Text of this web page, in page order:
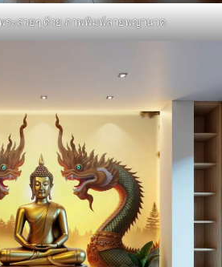
ระสวยๆ ด้วย ภาพพิมพ์ลายพญานาค